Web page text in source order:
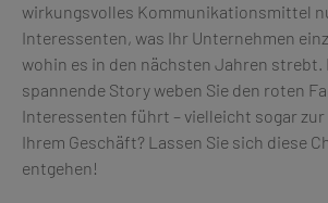
wirkungsvolles Kommunikationsmittel
Interessenten, was Ihr Unternehmen
wohin es in den nächsten Jahren strebt.
spannende Story weben Sie den roten
Interessenten führt – vielleicht sogar
Ihrem Geschäft? Lassen Sie sich diese
entgehen!